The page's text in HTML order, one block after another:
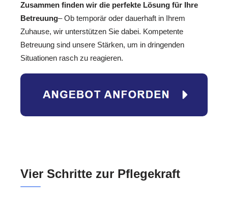
Zusammen finden wir die perfekte Lösung für Ihre
Betreuung– Ob temporär oder dauerhaft in Ihrem
Zuhause, wir unterstützen Sie dabei. Kompetente
Betreuung sind unsere Stärken, um in dringenden
Situationen rasch zu reagieren.
Vier Schritte zur Pflegekraft